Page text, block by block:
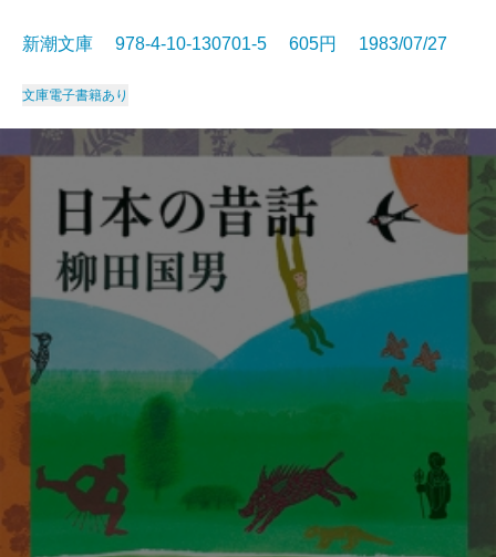
新潮文庫 978-4-10-130701-5 605円 1983/07/27
文庫電子書籍あり